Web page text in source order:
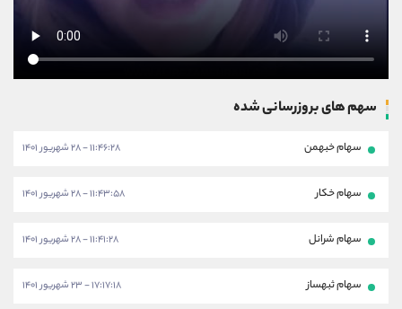
سهم های بروزرسانی شده
سهام خبهمن ۱۱:۴۶:۲۸ - ۲۸ شهریور ۱۴۰۱
سهام خکار ۱۱:۴۳:۵۸ - ۲۸ شهریور ۱۴۰۱
سهام شرانل ۱۱:۴۱:۲۸ - ۲۸ شهریور ۱۴۰۱
سهام ثبهساز ۱۷:۱۷:۱۸ - ۲۳ شهریور ۱۴۰۱